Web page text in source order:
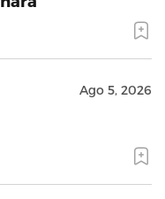
Ago 5, 2026